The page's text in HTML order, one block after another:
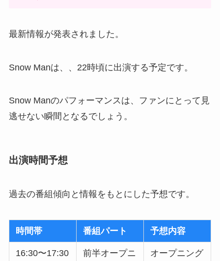
最新情報が発表されました。
Snow Manは、、22時頃に出演する予定です。
Snow Manのパフォーマンスは、ファンにとって見
逃せない瞬間となるでしょう。
出演時間予想
過去の番組傾向と情報をもとにした予想です。
時間帯 番組パート 予想内容
16:30〜17:30
前半オープニ
オープニング